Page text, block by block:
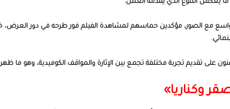
ما يعكس التنوع الذي يقدمه العمل.
مع الصور، مؤكدين حماسهم لمشاهدة الفيلم فور طرحه في دور العرض،
على تقديم تجربة مختلفة تجمع بين الإثارة والمواقف الكوميدية، وهو ما
وكناريا»